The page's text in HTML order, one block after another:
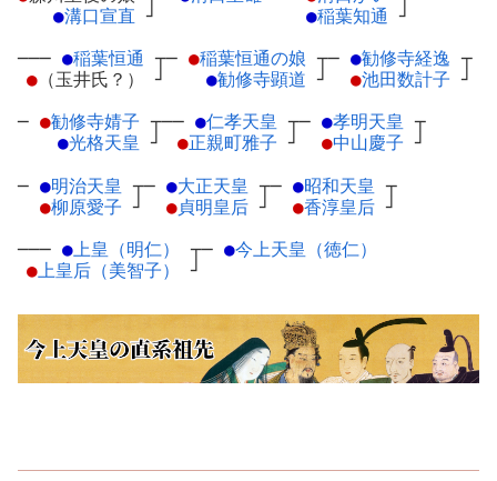
●溝口宣直 ┘
●稲葉知通 ┘
─── ●稲葉恒通 ┬
● （玉井氏？） ┘
─ ●稲葉恒通の娘 ┬
●勧修寺顕道 ┘
─ ●勧修寺経逸 ┬
●池田数計子 ┘
─ ●勧修寺婧子 ┬
●光格天皇 ┘
── ●仁孝天皇 ┬
●正親町雅子 ┘
─ ●孝明天皇 ┬
●中山慶子 ┘
─ ●明治天皇 ┬
●柳原愛子 ┘
─ ●大正天皇 ┬
●貞明皇后 ┘
─ ●昭和天皇 ┬
●香淳皇后 ┘
─── ● 上皇（明仁）
┬
● 上皇后（美智子） ┘
─ ●今上天皇（徳仁）